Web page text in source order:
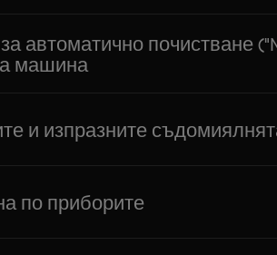
автоматично почистване
машина
и изпразните
по приборите